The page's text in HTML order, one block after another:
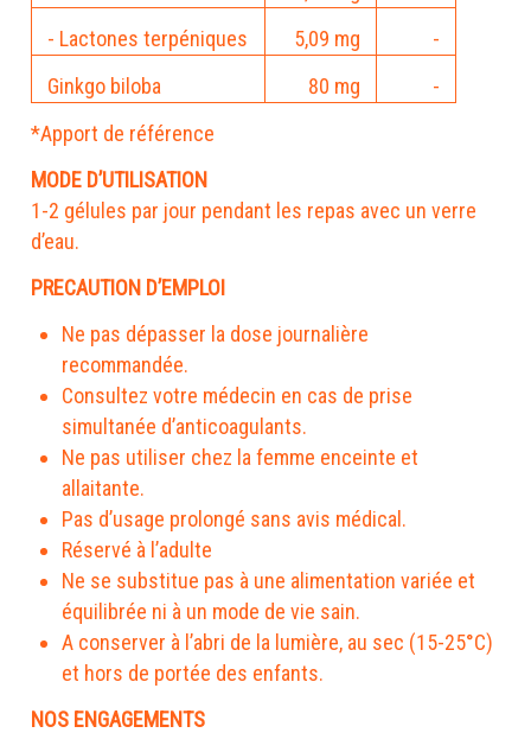
- Lactones terpéniques
5,09 mg
-
Ginkgo biloba
80 mg
-
*Apport de référence
MODE D’UTILISATION
1-2 gélules par jour pendant les repas avec un verre
d’eau.
PRECAUTION D’EMPLOI
Ne pas dépasser la dose journalière
recommandée.
Consultez votre médecin en cas de prise
simultanée d’anticoagulants.
Ne pas utiliser chez la femme enceinte et
allaitante.
Pas d’usage prolongé sans avis médical.
Réservé à l’adulte
Ne se substitue pas à une alimentation variée et
équilibrée ni à un mode de vie sain.
A conserver à l’abri de la lumière, au sec (15-25°C)
et hors de portée des enfants.
NOS ENGAGEMENTS